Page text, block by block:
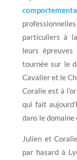
particuliers à
leurs épreuves
tournée sur le
Cavalier et le
Coralie est à
qui fait
dans le domaine
Julien et
par hasard à